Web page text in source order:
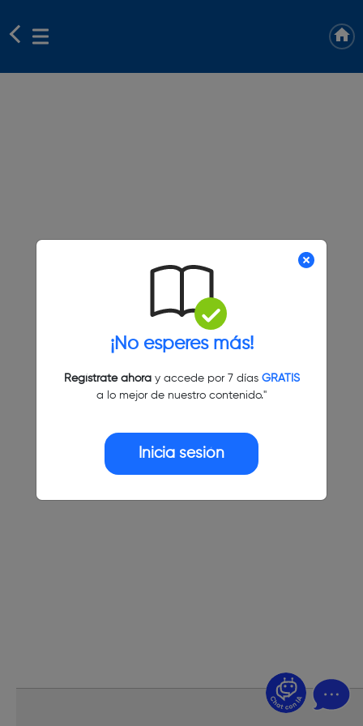
¡No esperes más!
Regístrate ahoray accede por 7 días GRATIS
a lo mejor de nuestro contenido."
Inicia sesión